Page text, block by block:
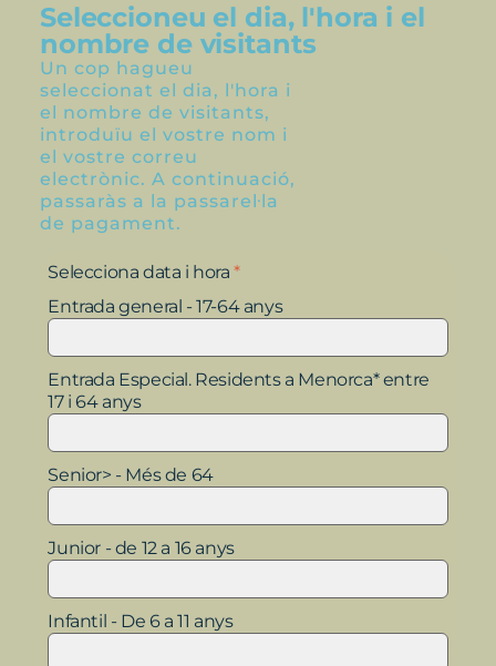
Seleccioneu el dia, l'hora i el
nombre de visitants
Un cop hagueu
seleccionat el dia, l'hora i
el nombre de visitants,
introduïu el vostre nom i
el vostre correu
electrònic. A continuació,
passaràs a la passarel·la
de pagament.
Selecciona data i hora*
Entrada general - 17-64 anys
Entrada Especial. Residents a Menorca* entre
17 i 64 anys
Senior> - Més de 64
Junior - de 12 a 16 anys
Infantil - De 6 a 11 anys